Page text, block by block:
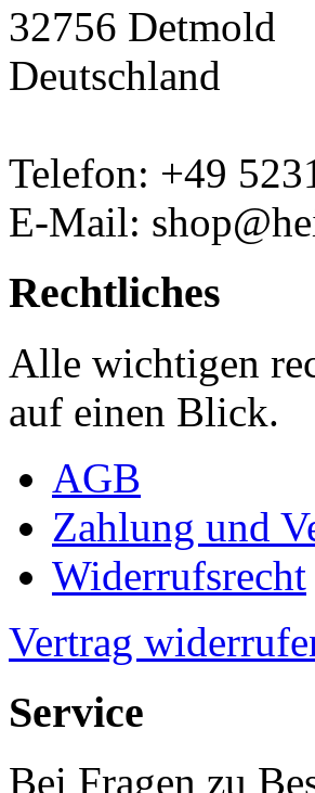
32756 Detmold
Deutschland
Telefon: +49
E-Mail:
Rechtliches
Alle wichtigen
auf einen Blick.
AGB
Zahlung und
Widerrufsrecht
Vertrag
Service
Bei Fragen zu